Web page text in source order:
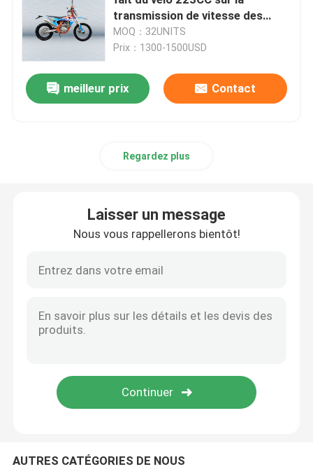
Vélos de saleté d'Enduro
Motocross à quatre temps
transmission de vitesse des
motos 5 de route
MOQ：32UNITS
Prix：1300-1500USD
meilleur prix Contact
Regardez plus
Laisser un message
Nous vous rappellerons bientôt!
AUTRES CATÉGORIES DE NOUS